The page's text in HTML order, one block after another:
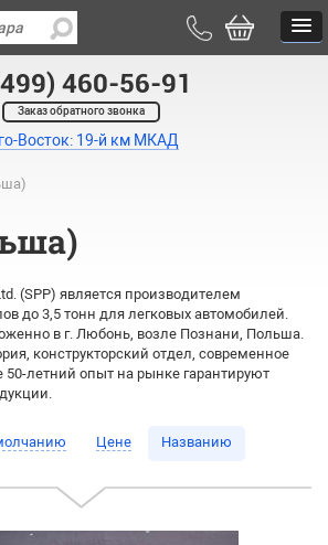
460-56-91
Заказ обратного звонка
Восток: 19-й км МКАД
(SPP) является производителем
до 3,5 тонн для легковых автомобилей.
в г. Любонь, возле Познани, Польша.
конструкторский отдел, современное
50-летний опыт на рынке гарантируют
Цене Названию